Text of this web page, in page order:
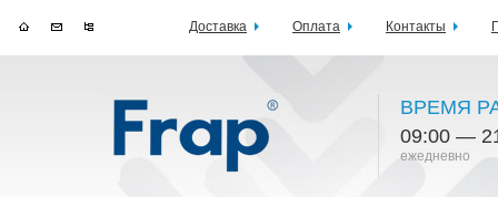
ВРЕМЯ
09:00 —
ежедневно
Доставка Оплата Контакты